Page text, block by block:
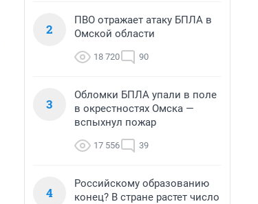
2
ПВО отражает атаку БПЛА в
Омской области
18 720 90
3
Обломки БПЛА упали в поле
в окрестностях Омска —
вспыхнул пожар
17 556 39
4
Российскому образованию
конец? В стране растет число